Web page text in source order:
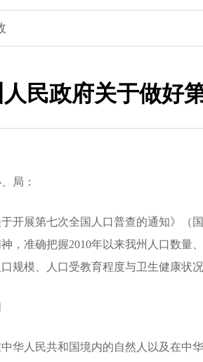
民政府关于做好
局：
展第七次全国人口普查的通知》（国
，准确把握2010年以来我州人口数
规模、人口受教育程度与卫生健康状
人民共和国境内的自然人以及在中